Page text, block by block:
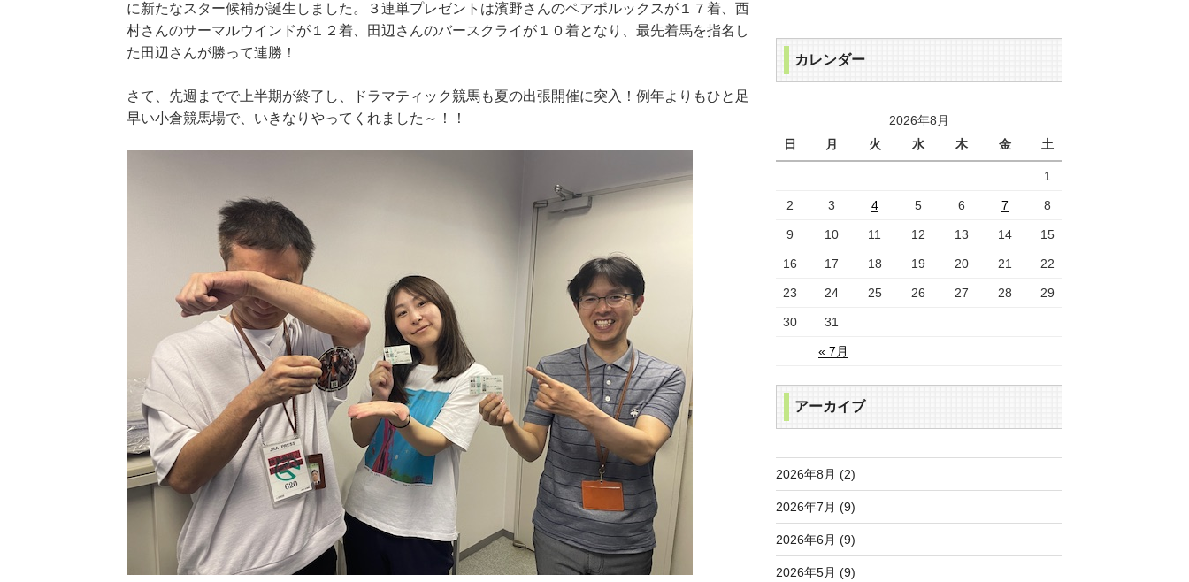
に新たなスター候補が誕生しました。３連単プレゼントは濱野さんのペアポルックスが１７着、西
村さんのサーマルウインドが１２着、田辺さんのバースクライが１０着となり、最先着馬を指名し
た田辺さんが勝って連勝！
さて、先週までで上半期が終了し、ドラマティック競馬も夏の出張開催に突入！例年よりもひと足
早い小倉競馬場で、いきなりやってくれました～！！
カレンダー
2026年8月
日
月 火 水 木 金 土
« 7月
1
2 3 4 5 6 7 8
9 10 11 12 13 14 15
16 17 18 19 20 21 22
23 24 25 26 27 28 29
30 31
アーカイブ
2026年8月 (2)
2026年7月 (9)
2026年6月 (9)
2026年5月 (9)